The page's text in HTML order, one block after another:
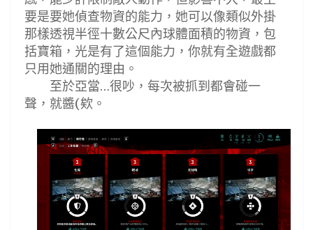
要是要她偵查物資的能力，她可以像類似外掛
那樣透視半徑十數公尺內球體面積的物資，包
括寶箱，光是有了這個能力，你就有全遊戲都
只用她通關的理由。
至於亞當…很吵，每次被抓到都會碰一
聲，就醬(欸。